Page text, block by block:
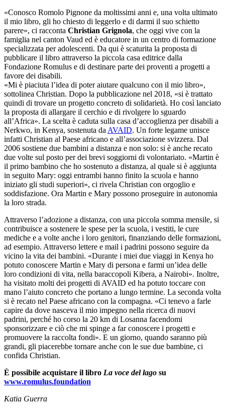
«Conosco Romolo Pignone da moltissimi anni e, una volta ultimato
il mio libro, gli ho chiesto di leggerlo e di darmi il suo schietto
parere», ci racconta Christian Grignola, che oggi vive con la
famiglia nel canton Vaud ed è educatore in un centro di formazione
specializzata per adolescenti. Da qui è scaturita la proposta di
pubblicare il libro attraverso la piccola casa editrice dalla
Fondazione Romulus e di destinare parte dei proventi a progetti a
favore dei disabili.
«Mi è piaciuta l’idea di poter aiutare qualcuno con il mio libro»,
sottolinea Christian. Dopo la pubblicazione nel 2018, «si è trattato
quindi di trovare un progetto concreto di solidarietà. Ho così lanciato
la proposta di allargare il cerchio e di rivolgere lo sguardo
all’Africa». La scelta è caduta sulla casa d’accoglienza per disabili a
Nerkwo, in Kenya, sostenuta da AVAID. Un forte legame unisce
infatti Christian al Paese africano e all’associazione svizzera. Dal
2006 sostiene due bambini a distanza e non solo: si è anche recato
due volte sul posto per dei brevi soggiorni di volontariato. «Martin è
il primo bambino che ho sostenuto a distanza, al quale si è aggiunta
in seguito Mary: oggi entrambi hanno finito la scuola e hanno
iniziato gli studi superiori», ci rivela Christian con orgoglio e
soddisfazione. Ora Martin e Mary possono proseguire in autonomia
la loro strada.
Attraverso l’adozione a distanza, con una piccola somma mensile, si
contribuisce a sostenere le spese per la scuola, i vestiti, le cure
mediche e a volte anche i loro genitori, finanziando delle formazioni,
ad esempio. Attraverso lettere e mail i padrini possono seguire da
vicino la vita dei bambini. «Durante i miei due viaggi in Kenya ho
potuto conoscere Martin e Mary di persona e farmi un’idea delle
loro condizioni di vita, nella baraccopoli Kibera, a Nairobi». Inoltre,
ha visitato molti dei progetti di AVAID ed ha potuto toccare con
mano l’aiuto concreto che portano a lungo termine. La seconda volta
si è recato nel Paese africano con la compagna. «Ci tenevo a farle
capire da dove nasceva il mio impegno nella ricerca di nuovi
padrini, perché ho corso la 20 km di Losanna facendomi
sponsorizzare e ciò che mi spinge a far conoscere i progetti e
promuovere la raccolta fondi». E un giorno, quando saranno più
grandi, gli piacerebbe tornare anche con le sue due bambine, ci
confida Christian.
È possibile acquistare il libro La voce del lago su
www.romulus.foundation
Katia Guerra